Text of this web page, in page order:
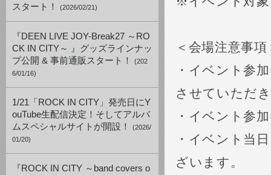
スタート！
(2026/02/21)
『DEEN LIVE JOY-Break27 ～RO
CK IN CITY～ 』グッズラインナッ
プ公開 & 事前通販スタート！
(202
6/01/16)
1/21「ROCK IN CITY」発売日にY
ouTube生配信決定！そしてアルバ
ムスペシャルサイトが開設！
(2026/
01/20)
『ROCK IN CITY ～band covers o
＜会場注意事項
・イベント参
させていただ
・イベント参
・イベント当
ざいます。